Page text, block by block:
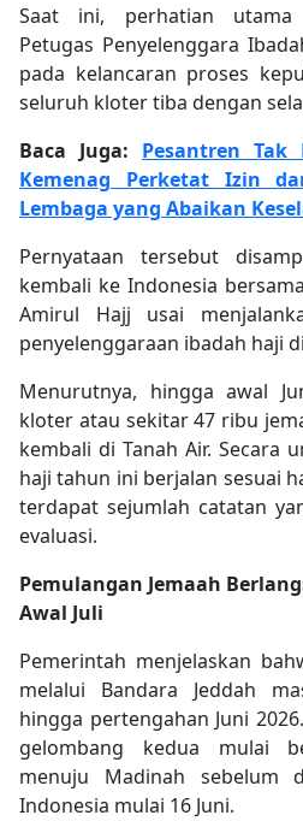
Saat ini, perhatian utama
Petugas Penyelenggara
pada kelancaran proses
seluruh kloter tiba dengan
Baca Juga: Pesantren Tak
Kemenag Perketat Izin
Lembaga yang Abaikan
Pernyataan tersebut
kembali ke Indonesia
Amirul Hajj usai
penyelenggaraan ibadah haji
Menurutnya, hingga awal
kloter atau sekitar 47 ribu
kembali di Tanah Air. Secara
haji tahun ini berjalan sesuai
terdapat sejumlah catatan
evaluasi.
Pemulangan Jemaah
Awal Juli
Pemerintah menjelaskan
melalui Bandara Jeddah
hingga pertengahan Juni
gelombang kedua mulai
menuju Madinah sebelum
Indonesia mulai 16 Juni.